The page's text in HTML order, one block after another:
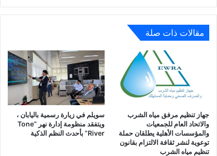
مقالات ذات صلة
جهاز تنظيم مرفق مياه الشرب
والاتحاد العام للجمعيات
والمؤسسات الأهلية يطلقان حملة
توعوية لنشر ثقافة الالتزام بقانون
تنظيم مياه الشرب
سويلم في زيارة رسمية باليابان ،
ويتفقد منظومة إدارة نهر “Tone
River” بأحدث النظم الذكية